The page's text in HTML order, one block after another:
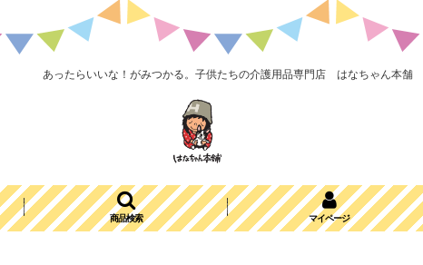
あったらいいな！がみつかる。子供たちの介護用品専門店 はなちゃん本舗
商品検索 マイページ